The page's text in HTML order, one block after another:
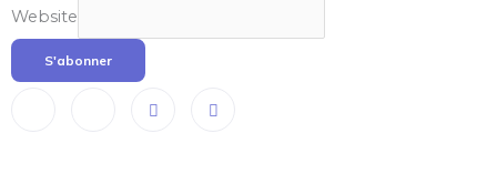
Website
S'abonner